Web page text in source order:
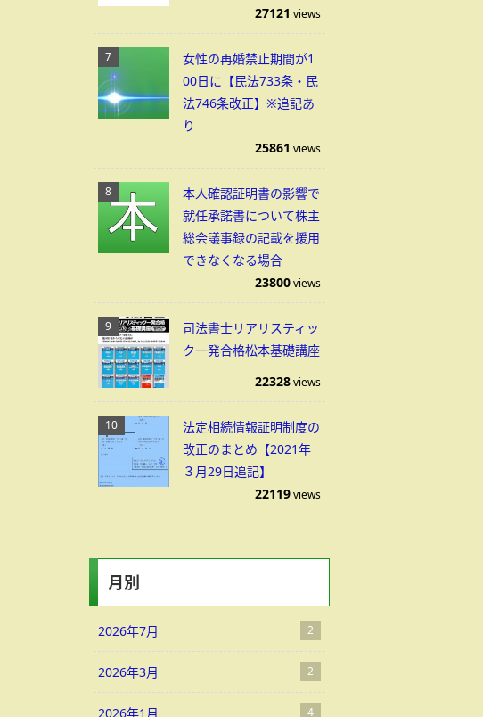
27121 views
女性の再婚禁止期間が1
00日に【民法733条・民
法746条改正】※追記あ
り
25861 views
本人確認証明書の影響で
就任承諾書について株主
総会議事録の記載を援用
できなくなる場合
23800views
司法書士リアリスティッ
ク一発合格松本基礎講座
22328views
法定相続情報証明制度の
改正のまとめ【2021年
３月29日追記】
22119views
月別
2026年7月 2
2026年3月 2
2026年1月 4